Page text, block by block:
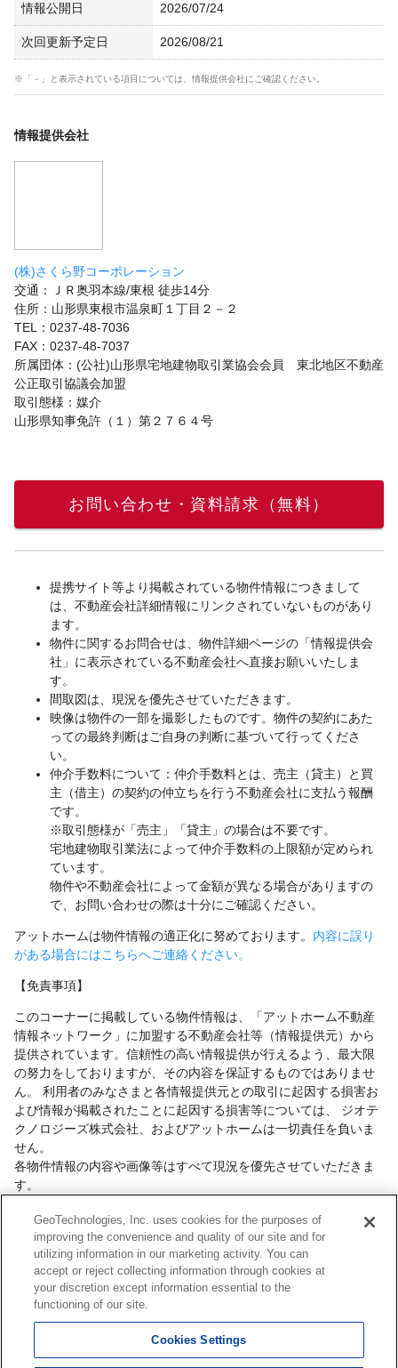
情報公開日 2026/07/24
次回更新予定日 2026/08/21
※「－」と表示されている項目については、情報提供会社にご確認ください。
情報提供会社
(株)さくら野コーポレーション
交通：ＪＲ奥羽本線/東根 徒歩14分
住所：山形県東根市温泉町１丁目２－２
TEL：0237-48-7036
FAX：0237-48-7037
所属団体：(公社)山形県宅地建物取引業協会会員 東北地区不動産
公正取引協議会加盟
取引態様：媒介
山形県知事免許（１）第２７６４号
お問い合わせ・資料請求（無料）
提携サイト等より掲載されている物件情報につきまして
は、不動産会社詳細情報にリンクされていないものがあり
ます。
物件に関するお問合せは、物件詳細ページの「情報提供会
社」に表示されている不動産会社へ直接お願いいたしま
す。
間取図は、現況を優先させていただきます。
映像は物件の一部を撮影したものです。物件の契約にあた
っての最終判断はご自身の判断に基づいて行ってくださ
い。
仲介手数料について：仲介手数料とは、売主（貸主）と買
主（借主）の契約の仲立ちを行う不動産会社に支払う報酬
です。
※取引態様が「売主」「貸主」の場合は不要です。
宅地建物取引業法によって仲介手数料の上限額が定められ
ています。
物件や不動産会社によって金額が異なる場合がありますの
で、お問い合わせの際は十分にご確認ください。
アットホームは物件情報の適正化に努めております。 内容に誤り
がある場合にはこちらへご連絡ください。
【免責事項】
このコーナーに掲載している物件情報は、「アットホーム不動産
情報ネットワーク」に加盟する不動産会社等（情報提供元）から
提供されています。信頼性の高い情報提供が行えるよう、最大限
の努力をしておりますが、その内容を保証するものではありませ
ん。 利用者のみなさまと各情報提供元との取引に起因する損害お
よび情報が掲載されたことに起因する損害等については、 ジオテ
クノロジーズ株式会社、およびアットホームは一切責任を負いま
せん。
各物件情報の内容や画像等はすべて現況を優先させていただきま
す。
容や契約条件等について、 各情報提供元より十分な説明を受け、
ご自身でご確認の上、判断してください。
このコーナーへの物件情報のご掲載、その他不動産業務ソリュー
ション等についての不動産会社様のお問合せはこちら からお願い
いたします。
GeoTechnologies, Inc. uses cookies for the purposes of
improving the convenience and quality of our site and for
utilizing information in our marketing activity. You can
accept or reject collecting information through cookies at
your discretion except information essential to the
functioning of our site.
Cookies Settings